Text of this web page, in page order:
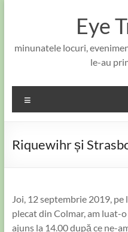
Eye
minunatele locuri,
le-au
Riquewihr și
Joi, 12 septembrie 2019, pe
plecat din Colmar, am luat-
ajuns la 14.00 după ce ne-